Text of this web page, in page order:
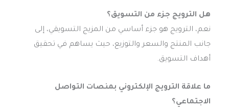
هل الترويج جزء من التسويق؟
نعم، الترويج هو جزء أساسي من المزيج التسويقي، إلى
جانب المنتج والسعر والتوزيع، حيث يساهم في تحقيق
أهداف التسويق.
ما علاقة الترويج الإلكتروني بمنصات التواصل
الاجتماعي؟